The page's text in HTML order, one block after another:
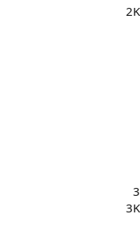
2K
3
3K